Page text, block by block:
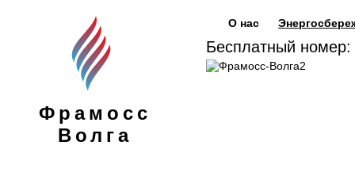
Фрамосс
Волга
О нас
Бесплатный номер: